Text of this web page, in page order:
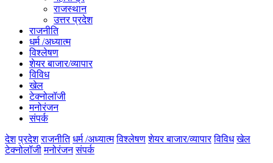
राजस्थान
उत्तर प्रदेश
राजनीति
धर्म /अध्यात्म
विश्लेषण
शेयर बाजार/व्यापार
विविध
खेल
टेक्नोलॉजी
मनोरंजन
संपर्क
देश प्रदेश राजनीति धर्म /अध्यात्म विश्लेषण शेयर बाजार/व्यापार विविध खेल
टेक्नोलॉजी मनोरंजन संपर्क